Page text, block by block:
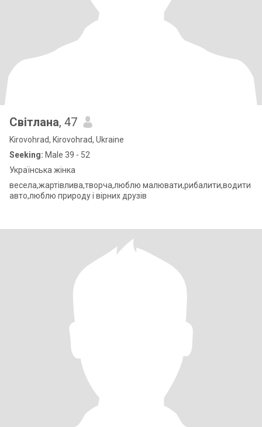
Світлана, 47
Kirovohrad, Kirovohrad, Ukraine
Seeking: Male 39 - 52
Українська жінка
весела,жартівлива,творча,люблю малювати,рибалити,водити
авто,люблю природу і вірних друзів